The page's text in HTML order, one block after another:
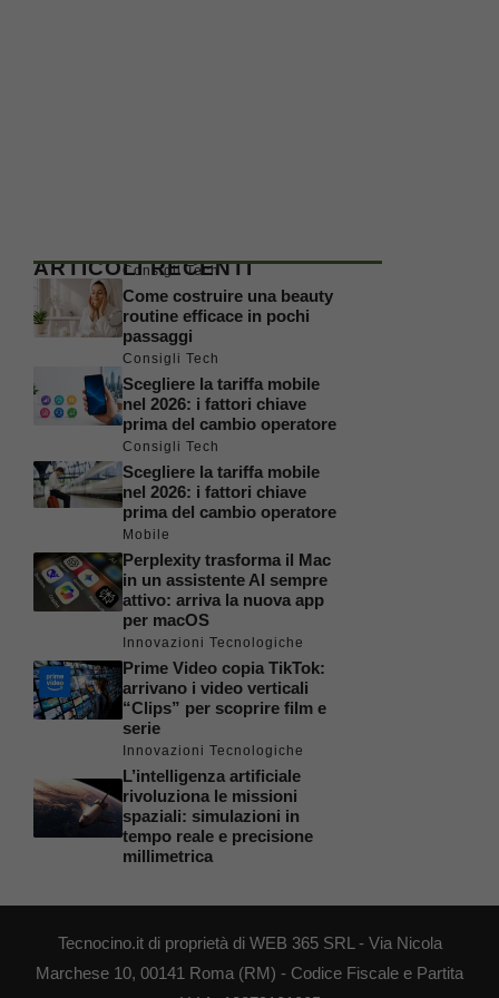
ARTICOLI RECENTI
Consigli Tech
Come costruire una beauty
routine efficace in pochi
passaggi
Consigli Tech
Scegliere la tariffa mobile
nel 2026: i fattori chiave
prima del cambio operatore
Consigli Tech
Scegliere la tariffa mobile
nel 2026: i fattori chiave
prima del cambio operatore
Mobile
Perplexity trasforma il Mac
in un assistente AI sempre
attivo: arriva la nuova app
per macOS
Innovazioni Tecnologiche
Prime Video copia TikTok:
arrivano i video verticali
“Clips” per scoprire film e
serie
Innovazioni Tecnologiche
L’intelligenza artificiale
rivoluziona le missioni
spaziali: simulazioni in
tempo reale e precisione
millimetrica
Tecnocino.it di proprietà di WEB 365 SRL - Via Nicola
Marchese 10, 00141 Roma (RM) - Codice Fiscale e Partita